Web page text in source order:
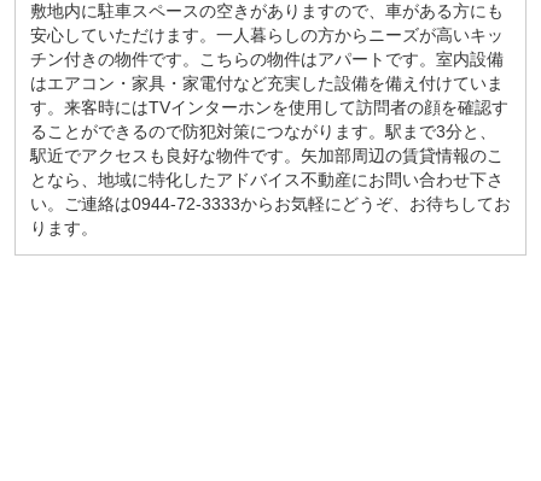
敷地内に駐車スペースの空きがありますので、車がある方にも
安心していただけます。一人暮らしの方からニーズが高いキッ
チン付きの物件です。こちらの物件はアパートです。室内設備
はエアコン・家具・家電付など充実した設備を備え付けていま
す。来客時にはTVインターホンを使用して訪問者の顔を確認す
ることができるので防犯対策につながります。駅まで3分と、
駅近でアクセスも良好な物件です。矢加部周辺の賃貸情報のこ
となら、地域に特化したアドバイス不動産にお問い合わせ下さ
い。ご連絡は0944-72-3333からお気軽にどうぞ、お待ちしてお
ります。